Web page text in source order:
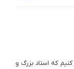
که استاد بزرگ و